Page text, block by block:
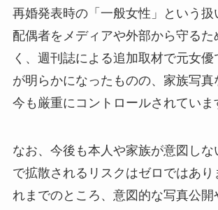
再婚発表時の「一般女性」という扱
配偶者をメディアや外部から守るた
く、週刊誌による追加取材で元女優
が明らかになったものの、家族写真
今も厳重にコントロールされていま
なお、今後も本人や家族が意図しな
で拡散されるリスクはゼロではあり
れまでのところ、意図的な写真公開